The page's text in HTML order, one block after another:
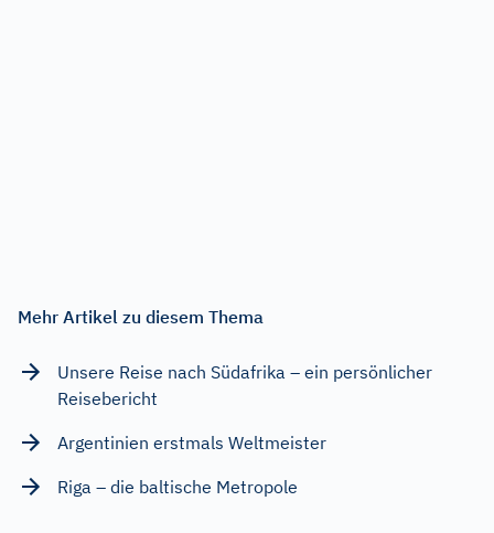
Mehr Artikel zu diesem Thema
Unsere Reise nach Südafrika – ein persönlicher
Reisebericht
Argentinien erstmals Weltmeister
Riga – die baltische Metropole